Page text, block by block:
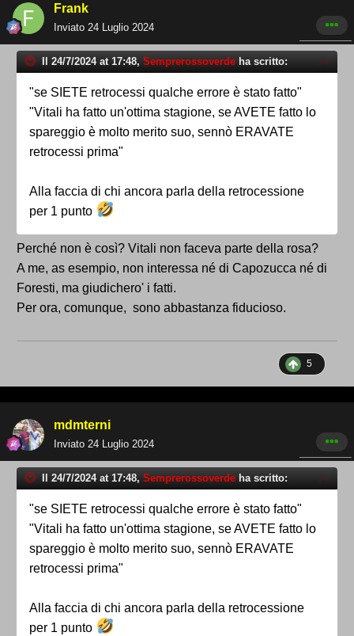
Frank
Inviato 24 Luglio 2024
Il 24/7/2024 at 17:48, Semprerossoverde ha scritto:
"se SIETE retrocessi qualche errore è stato fatto"
"Vitali ha fatto un'ottima stagione, se AVETE fatto lo
spareggio è molto merito suo, sennò ERAVATE
retrocessi prima"
Alla faccia di chi ancora parla della retrocessione
per 1 punto
Perché non è così? Vitali non faceva parte della rosa?
A me, as esempio, non interessa né di Capozucca né di
Foresti, ma giudichero' i fatti.
Per ora, comunque, sono abbastanza fiducioso.
5
mdmterni
Inviato 24 Luglio 2024
Il 24/7/2024 at 17:48, Semprerossoverde ha scritto:
"se SIETE retrocessi qualche errore è stato fatto"
"Vitali ha fatto un'ottima stagione, se AVETE fatto lo
spareggio è molto merito suo, sennò ERAVATE
retrocessi prima"
Alla faccia di chi ancora parla della retrocessione
per 1 punto